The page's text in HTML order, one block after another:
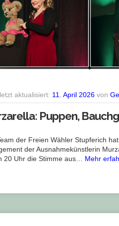
aktualisiert: 11. April 2026 von
Puppen,
der Freien Wähler Stupferich
der Ausnahmekünstlerin
20 Uhr die Stimme aus… Mehr